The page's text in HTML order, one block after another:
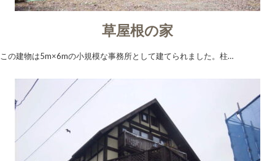
草屋根の家
この建物は5m×6mの小規模な事務所として建てられました。柱…